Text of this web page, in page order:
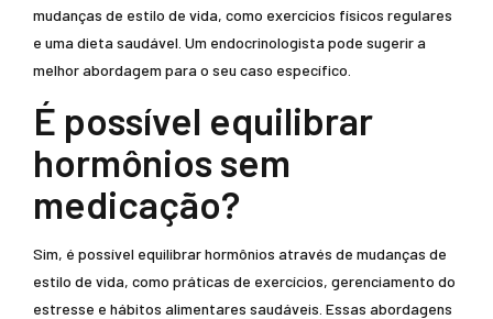
mudanças de estilo de vida, como exercícios físicos regulares
e uma dieta saudável. Um endocrinologista pode sugerir a
melhor abordagem para o seu caso específico.
É possível equilibrar
hormônios sem
medicação?
Sim, é possível equilibrar hormônios através de mudanças de
estilo de vida, como práticas de exercícios, gerenciamento do
estresse e hábitos alimentares saudáveis. Essas abordagens